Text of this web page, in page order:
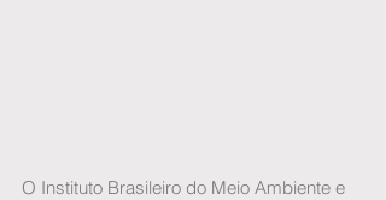
O Instituto Brasileiro do Meio Ambiente e